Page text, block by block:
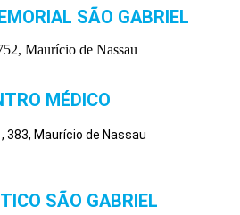
SÃO GABRIEL
Maurício de Nassau
MÉDICO
383, Maurício de Nassau
SÃO GABRIEL